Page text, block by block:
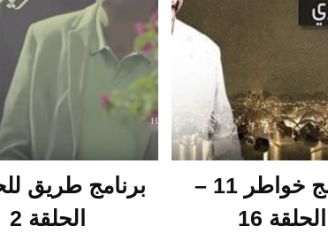
برنامج طريق
الحلقة 2
برنامج خواطر 11 –
الحلقة 16